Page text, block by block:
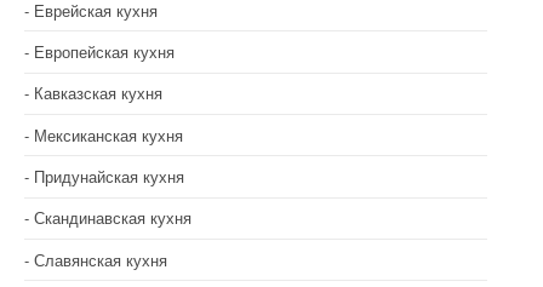
Еврейская кухня
Европейская кухня
Кавказская кухня
Мексиканская кухня
Придунайская кухня
Скандинавская кухня
Славянская кухня